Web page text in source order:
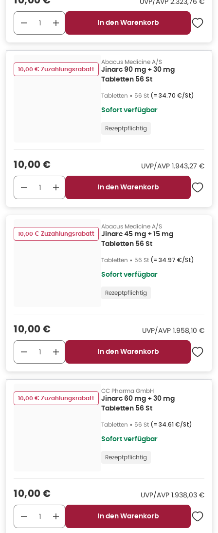
In den Warenkorb
10,00 € Zuzahlungsrabatt
Abacus Medicine A/S
Jinarc 90 mg + 30 mg
Tabletten 56 St
Tabletten • 56 St (= 34.70 €/St)
Sofort verfügbar
Rezeptpflichtig
Verkaufspreis
10,00 € UVP/AVP UVP/AVP:
1.943,27 €
In den Warenkorb
10,00 € Zuzahlungsrabatt
Abacus Medicine A/S
Jinarc 45 mg + 15 mg
Tabletten 56 St
Tabletten • 56 St (= 34.97 €/St)
Sofort verfügbar
Rezeptpflichtig
Verkaufspreis
10,00 € UVP/AVP UVP/AVP:
1.958,10 €
In den Warenkorb
10,00 € Zuzahlungsrabatt
CC Pharma GmbH
Jinarc 60 mg + 30 mg
Tabletten 56 St
Tabletten • 56 St (= 34.61 €/St)
Sofort verfügbar
Rezeptpflichtig
Verkaufspreis
10,00 € UVP/AVP UVP/AVP:
1.938,03 €
In den Warenkorb